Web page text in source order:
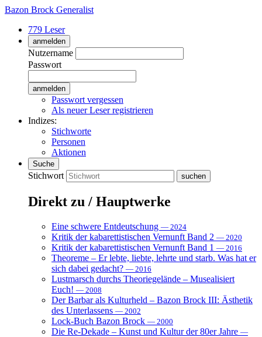
Bazon Brock Generalist
779 Leser
anmelden
Nutzername
Passwort
Passwort vergessen
Als neuer Leser registrieren
Indizes:
Stichworte
Personen
Aktionen
Suche
Stichwort
Direkt zu / Hauptwerke
Eine schwere Entdeutschung — 2024
Kritik der kabarettistischen Vernunft Band 2 — 2020
Kritik der kabarettistischen Vernunft Band 1 — 2016
Theoreme – Er lebte, liebte, lehrte und starb. Was hat er
sich dabei gedacht? — 2016
Lustmarsch durchs Theoriegelände – Musealisiert
Euch! — 2008
Der Barbar als Kulturheld – Bazon Brock III: Ästhetik
des Unterlassens — 2002
Lock-Buch Bazon Brock — 2000
Die Re-Dekade – Kunst und Kultur der 80er Jahre —